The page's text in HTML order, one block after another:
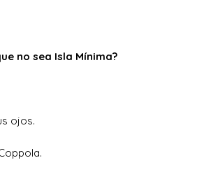
no sea Isla Mínima?
ojos.